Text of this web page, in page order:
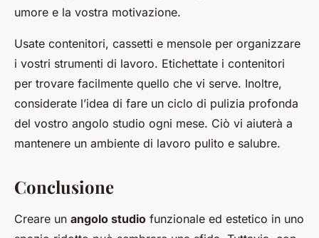
umore e la vostra motivazione.
Usate contenitori, cassetti e mensole per organizzare
i vostri strumenti di lavoro. Etichettate i contenitori
per trovare facilmente quello che vi serve. Inoltre,
considerate l’idea di fare un ciclo di pulizia profonda
del vostro angolo studio ogni mese. Ciò vi aiuterà a
mantenere un ambiente di lavoro pulito e salubre.
Conclusione
Creare un angolo studio funzionale ed estetico in uno